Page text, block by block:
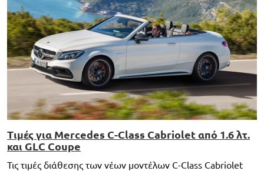
Τιμές για Mercedes C-Class Cabriolet από 1.6 λτ.
και GLC Coupe
Τις τιμές διάθεσης των νέων μοντέλων C-Class Cabriolet